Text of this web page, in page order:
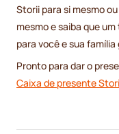
Storii para si mesmo
mesmo e saiba que
para você e sua
Pronto para dar o
Caixa de presente